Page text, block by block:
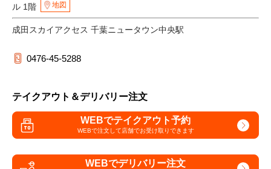
ル 1階
地図
成田スカイアクセス 千葉ニュータウン中央駅
0476-45-5288
テイクアウト＆デリバリー注文
WEBでテイクアウト予約
WEBで注文して店舗でお受け取りできます
WEBでデリバリー注文